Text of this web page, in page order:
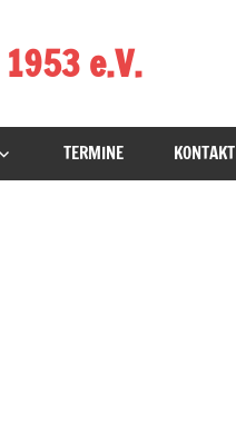
e.V.
TERMINE KONTAKT